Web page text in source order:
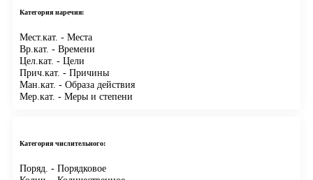
Категория наречия:
Мест.кат. - Места
Вр.кат. - Времени
Цел.кат. - Цели
Прич.кат. - Причины
Ман.кат. - Образа действия
Мер.кат. - Меры и степени
Категория числительного:
Поряд. - Порядковое